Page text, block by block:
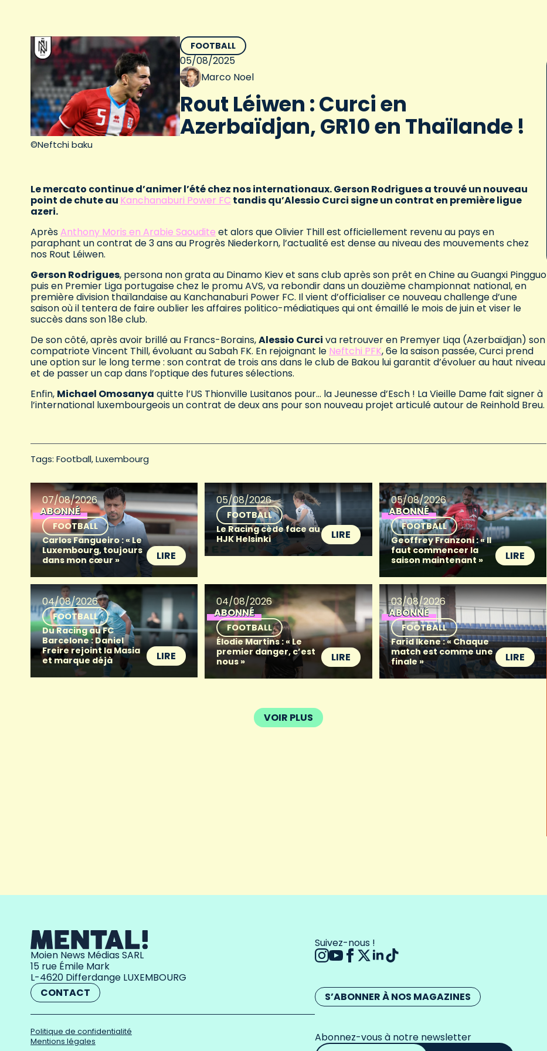
©Neftchi baku
FOOTBALL
05/08/2025
Marco Noel
Rout Léiwen : Curci en
Azerbaïdjan, GR10 en Thaïlande !
Le mercato continue d’animer l’été chez nos internationaux. Gerson Rodrigues a trouvé un nouveau
point de chute au Kanchanaburi Power FC tandis qu’Alessio Curci signe un contrat en première ligue
azeri.
AprèsAnthony Moris en Arabie Saoudite et alors que Olivier Thill est officiellement revenu au pays en
paraphant un contrat de 3 ans au Progrès Niederkorn, l’actualité est dense au niveau des mouvements chez
nos Rout Léiwen.
Gerson Rodrigues, persona non grata au Dinamo Kiev et sans club après son prêt en Chine au Guangxi Pingguo
puis en Premier Liga portugaise chez le promu AVS, va rebondir dans un douzième championnat national, en
première division thaïlandaise au Kanchanaburi Power FC. Il vient d’officialiser ce nouveau challenge d’une
saison où il tentera de faire oublier les affaires politico-médiatiques qui ont émaillé le mois de juin et viser le
succès dans son 18e club.
De son côté, après avoir brillé au Francs-Borains,Alessio Curci va retrouver en Premyer Liqa (Azerbaïdjan) son
compatriote Vincent Thill, évoluant au Sabah FK. En rejoignant le Neftchi PFK, 6e la saison passée, Curci prend
une option sur le long terme : son contrat de trois ans dans le club de Bakou lui garantit d’évoluer au haut niveau
et de passer un cap dans l’optique des futures sélections.
Enfin, Michael Omosanya quitte l’US Thionville Lusitanos pour… la Jeunesse d’Esch ! La Vieille Dame fait signer à
l’international luxembourgeois un contrat de deux ans pour son nouveau projet articulé autour de Reinhold Breu.
Tags: Football Luxembourg
07/08/2026
ABONNÉ
FOOTBALL
Carlos Fangueiro : « Le
Luxembourg, toujours
dans mon cœur »
LIRE
05/08/2026
FOOTBALL
Le Racing cède face au
HJK Helsinki
LIRE
05/08/2026
ABONNÉ
FOOTBALL
Geoffrey Franzoni : « Il
faut commencer la
saison maintenant »
LIRE
04/08/2026
FOOTBALL
Du Racing au FC
Barcelone : Daniel
Freire rejoint la Masia
et marque déjà
LIRE
04/08/2026
ABONNÉ
FOOTBALL
Élodie Martins : « Le
premier danger, c’est
nous »
LIRE
03/08/2026
ABONNÉ
FOOTBALL
Farid Ikene : « Chaque
match est comme une
finale »
LIRE
VOIR PLUS
Moien News Médias SARL
15 rue Émile Mark
L-4620 Differdange LUXEMBOURG
CONTACT
Politique de confidentialité
Mentions légales
Suivez-nous !
S’ABONNER À NOS MAGAZINES
Abonnez-vous à notre newsletter
Adresse